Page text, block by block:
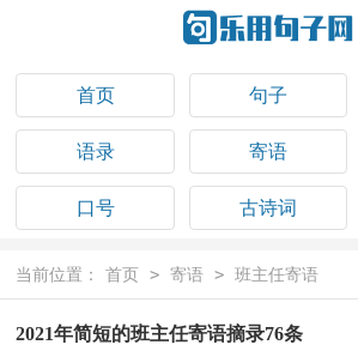
首页 句子
语录 寄语
口号 古诗词
祝福语
当前位置： 首页 > 寄语 > 班主任寄语
2021年简短的班主任寄语摘录76条